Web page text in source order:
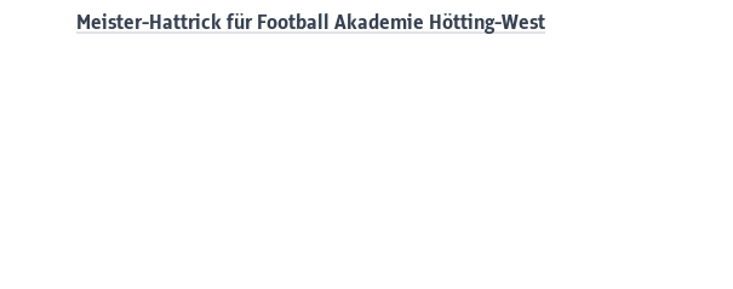
Meister-Hattrick für Football Akademie Hötting-West